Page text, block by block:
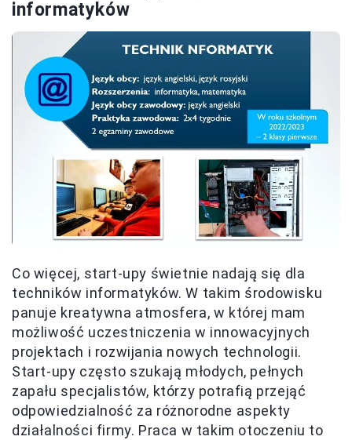
informatyków
Co więcej, start-upy świetnie nadają się dla
techników informatyków. W takim środowisku
panuje kreatywna atmosfera, w której mam
możliwość uczestniczenia w innowacyjnych
projektach i rozwijania nowych technologii.
Start-upy często szukają młodych, pełnych
zapału specjalistów, którzy potrafią przejąć
odpowiedzialność za różnorodne aspekty
działalności firmy. Praca w takim otoczeniu to